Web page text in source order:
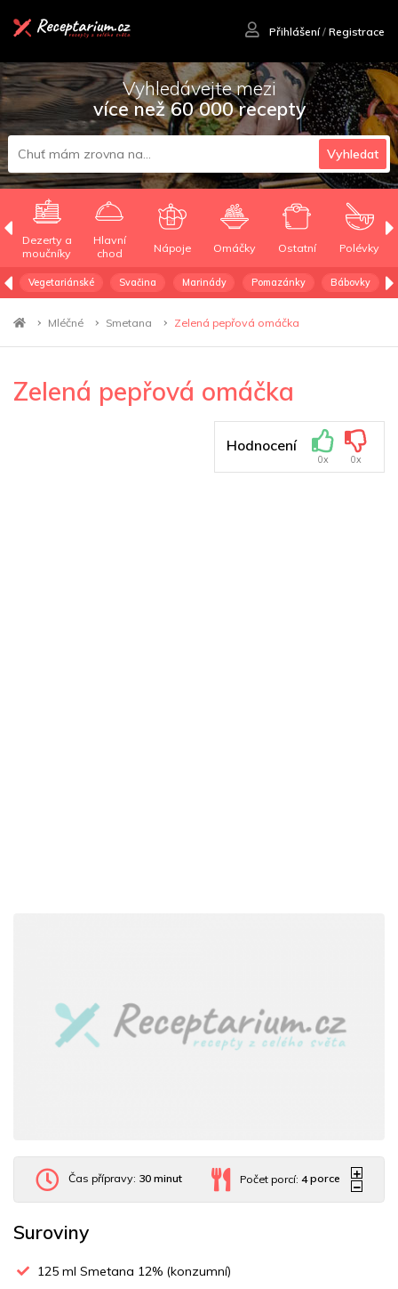
Přihlášení/ Registrace
Vyhledávejte mezi
více než 60 000 recepty
Vyhledat
Dezerty a
moučníky
Hlavní
chod
Nápoje Omáčky Ostatní Polévky
Vegetariánské Svačina Marinády Pomazánky Bábovky
Mléčné Smetana Zelená pepřová omáčka
Zelená pepřová omáčka
Hodnocení
0x 0x
Čas přípravy: 30 minut Počet porcí:4 porce
Suroviny
125 ml Smetana 12% (konzumní)